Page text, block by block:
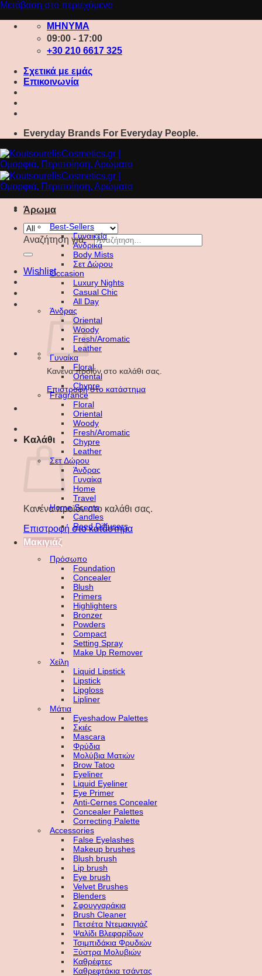
Μετάβαση στο περιεχόμενο
ΜΗΝΥΜΑ
09:00 - 17:00
+30 210 6617 325
Σχετικά με εμάς
Επικοινωνία
Everyday Brands For Everyday People.
Αναζήτηση για:
Wishlist
Κανένα προϊόν στο καλάθι σας.
Επιστροφή στο κατάστημα
Καλάθι
Κανένα προϊόν στο καλάθι σας.
Επιστροφή στο κατάστημα
Άρωμα
Best-Sellers
Γυναικεία
Ανδρικά
Body Mists
Σετ Δώρου
Occasion
Luxury Nights
Casual Chic
All Day
Άνδρας
Oriental
Woody
Fresh/Aromatic
Leather
Γυναίκα
Floral
Oriental
Chypre
Fragrance
Floral
Oriental
Woody
Fresh/Aromatic
Chypre
Leather
Σετ Δώρου
Άνδρας
Γυναίκα
Home
Travel
Home Scents
Candles
Reed Diffusers
Μακιγιάζ
Πρόσωπο
Foundation
Concealer
Blush
Primers
Highlighters
Bronzer
Powders
Compact
Setting Spray
Make Up Remover
Χείλη
Liquid Lipstick
Lipstick
Lipgloss
Lipliner
Μάτια
Eyeshadow Palettes
Σκιές
Mascara
Φρύδια
Μολύβια Ματιών
Brow Tatoo
Eyeliner
Liquid Eyeliner
Eye Primer
Anti-Cernes Concealer
Concealer Palettes
Correcting Palette
Accessories
False Eyelashes
Makeup brushes
Blush brush
Lip brush
Eye brush
Velvet Brushes
Blenders
Σφουγγαράκια
Brush Cleaner
Πετσέτα Ντεμακιγιάζ
Ψαλίδι Βλεφαρίδων
Τσιμπιδάκια Φρυδιών
Ξύστρα Μολυβιών
Καθρέφτες
Καθρεφτάκια τσάντας